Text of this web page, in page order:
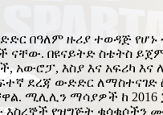
በዓለም ዙሪያ ተወዳጅ
ናቸው. በዩናይትድ ስቴትስ
አውሮፓ, እስያ እና አፍሪካ እና
ደረጃ ውድድር ለማስተናገድ
ሚሊሊን ማሳያዎች ከ 2016
እስረኞች የዝግጅት ቁሳቁሶችን